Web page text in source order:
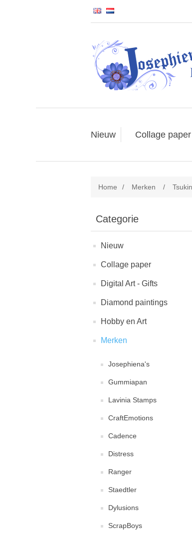
Nieuw Collage paper
Home / Merken /
Categorie
Nieuw
Collage paper
Digital Art - Gifts
Diamond paintings
Hobby en Art
Merken
Josephiena's
Gummiapan
Lavinia Stamps
CraftEmotions
Cadence
Distress
Ranger
Staedtler
Dylusions
ScrapBoys